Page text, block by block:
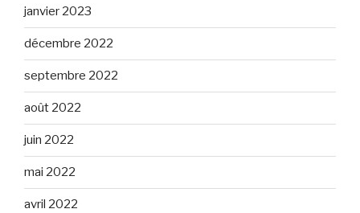
janvier 2023
décembre 2022
septembre 2022
août 2022
juin 2022
mai 2022
avril 2022